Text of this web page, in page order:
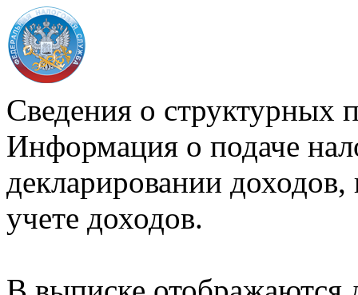
Сведения о структурных
Информация о подаче
декларировании доходов,
учете доходов.